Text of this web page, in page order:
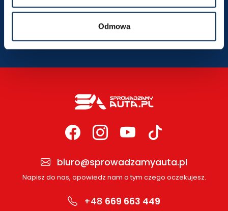
Odmowa
SZCZEGÓŁY LOKALIZACJI
biuro@sprowadzamyauta.pl
Napisz do nas, opowiedz nam o tym czego oczekujesz.
+48 669 663 449